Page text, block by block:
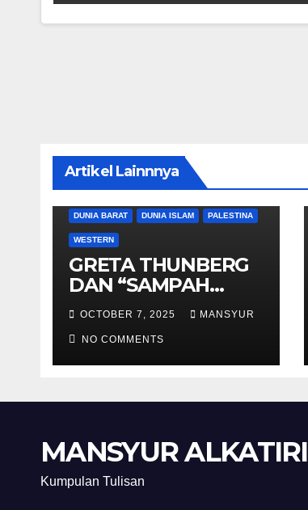
Artikel Lainnnya
DUNIA BARAT DUNIA ISLAM PALESTINA
WESTERN
GRETA THUNBERG
DAN “SAMPAH
BERSORBAN”
OCTOBER 7, 2025 MANSYUR
NO COMMENTS
MANSYUR ALKATIRI
Kumpulan Tulisan